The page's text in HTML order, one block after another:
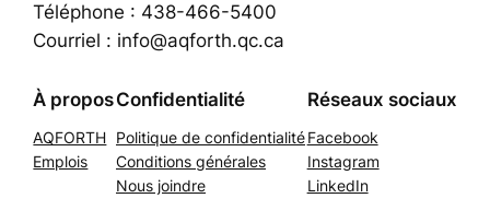
Téléphone : 438-466-5400
Courriel : info@aqforth.qc.ca
À propos
AQFORTH
Emplois
Confidentialité
Politique de confidentialité
Conditions générales
Nous joindre
Réseaux sociaux
Facebook
Instagram
LinkedIn